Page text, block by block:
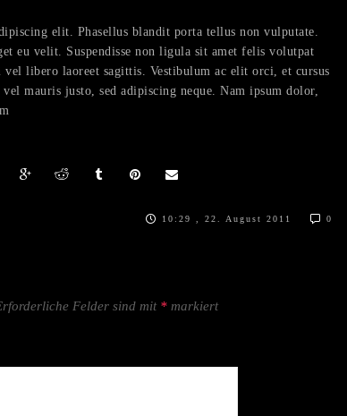
elit. Phasellus blandit porta tellus non vulputate.
eu velit. Suspendisse non ligula sit amet felis volutpat
libero laoreet sagittis. Vestibulum ac elit orci, et cursus
mauris justo, sed adipiscing neque. Nam ipsum dolor,
10:29 , 22. August 2011 0
Felder sind mit * markiert